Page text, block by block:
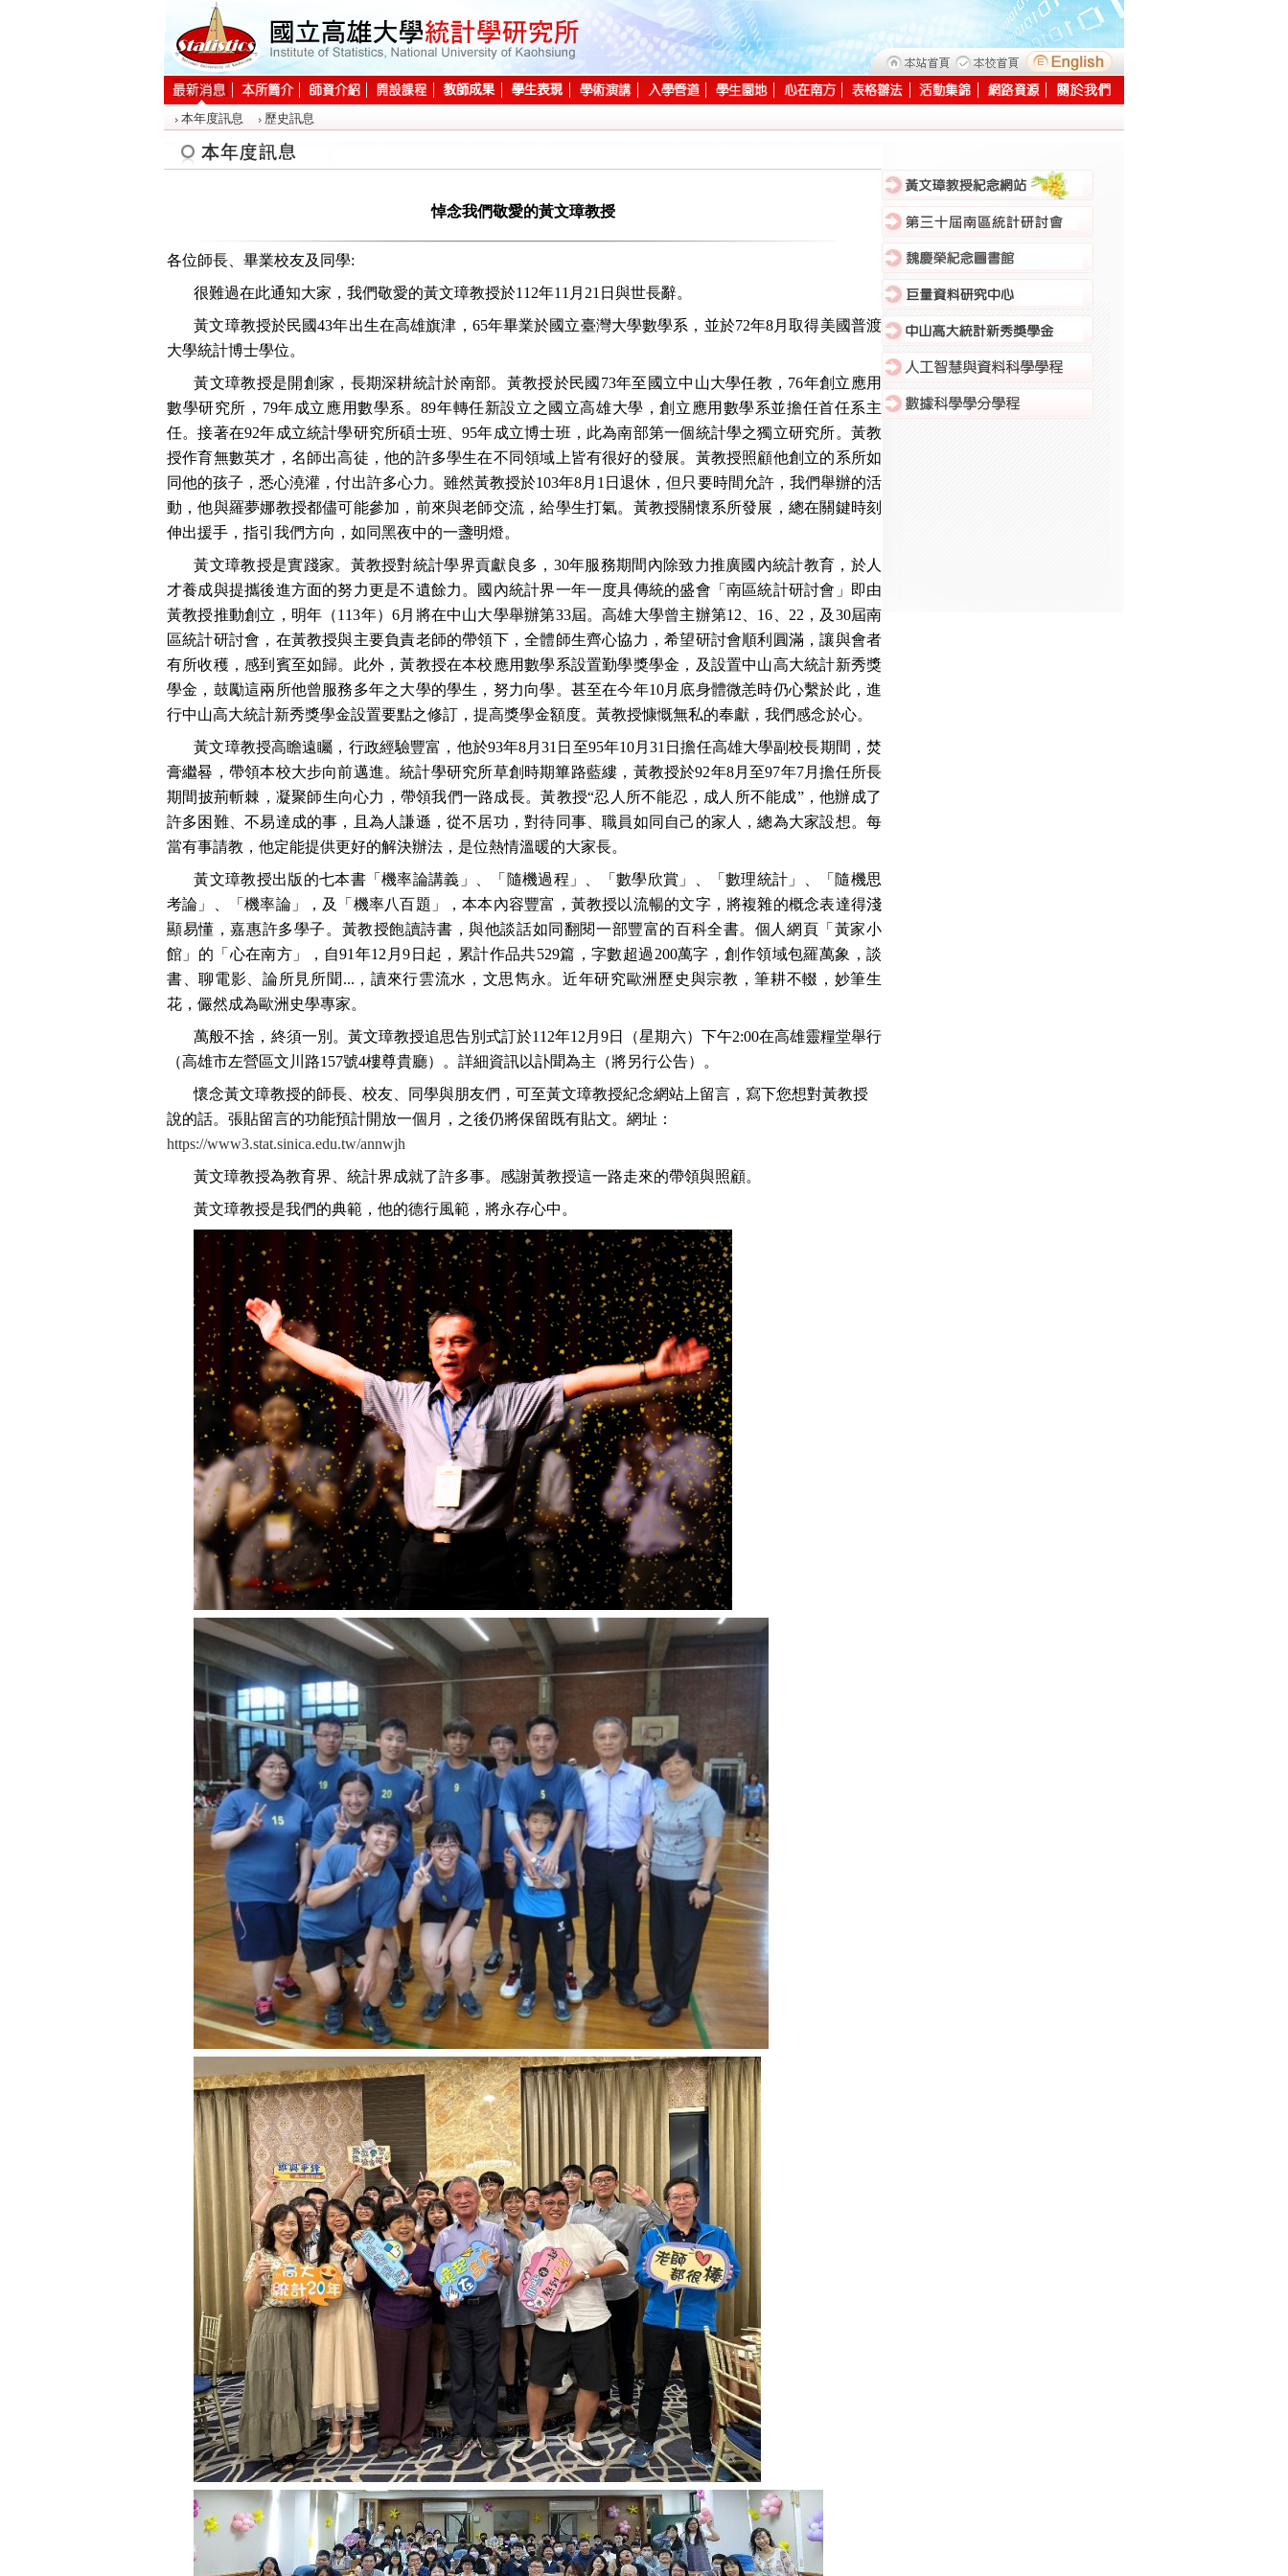
本年度訊息 歷史訊息
悼念我們敬愛的黃文璋教授
各位師長、畢業校友及同學:
很難過在此通知大家，我們敬愛的黃文璋教授於112年11月21日與世長辭。
黃文璋教授於民國43年出生在高雄旗津，65年畢業於國立臺灣大學數學系，並於72年8月取得美國普渡
大學統計博士學位。
黃文璋教授是開創家，長期深耕統計於南部。黃教授於民國73年至國立中山大學任教，76年創立應用
數學研究所，79年成立應用數學系。89年轉任新設立之國立高雄大學，創立應用數學系並擔任首任系主
任。接著在92年成立統計學研究所碩士班、95年成立博士班，此為南部第一個統計學之獨立研究所。黃教
授作育無數英才，名師出高徒，他的許多學生在不同領域上皆有很好的發展。黃教授照顧他創立的系所如
同他的孩子，悉心澆灌，付出許多心力。雖然黃教授於103年8月1日退休，但只要時間允許，我們舉辦的活
動，他與羅夢娜教授都儘可能參加，前來與老師交流，給學生打氣。黃教授關懷系所發展，總在關鍵時刻
伸出援手，指引我們方向，如同黑夜中的一盞明燈。
黃文璋教授是實踐家。黃教授對統計學界貢獻良多，30年服務期間內除致力推廣國內統計教育，於人
才養成與提攜後進方面的努力更是不遺餘力。國內統計界一年一度具傳統的盛會「南區統計研討會」即由
黃教授推動創立，明年（113年）6月將在中山大學舉辦第33屆。高雄大學曾主辦第12、16、22，及30屆南
區統計研討會，在黃教授與主要負責老師的帶領下，全體師生齊心協力，希望研討會順利圓滿，讓與會者
有所收穫，感到賓至如歸。此外，黃教授在本校應用數學系設置勤學獎學金，及設置中山高大統計新秀獎
學金，鼓勵這兩所他曾服務多年之大學的學生，努力向學。甚至在今年10月底身體微恙時仍心繫於此，進
行中山高大統計新秀獎學金設置要點之修訂，提高獎學金額度。黃教授慷慨無私的奉獻，我們感念於心。
黃文璋教授高瞻遠矚，行政經驗豐富，他於93年8月31日至95年10月31日擔任高雄大學副校長期間，焚
膏繼晷，帶領本校大步向前邁進。統計學研究所草創時期篳路藍縷，黃教授於92年8月至97年7月擔任所長
期間披荊斬棘，凝聚師生向心力，帶領我們一路成長。黃教授“忍人所不能忍，成人所不能成”，他辦成了
許多困難、不易達成的事，且為人謙遜，從不居功，對待同事、職員如同自己的家人，總為大家設想。每
當有事請教，他定能提供更好的解決辦法，是位熱情溫暖的大家長。
黃文璋教授出版的七本書「機率論講義」、「隨機過程」、「數學欣賞」、「數理統計」、「隨機思
考論」、「機率論」，及「機率八百題」，本本內容豐富，黃教授以流暢的文字，將複雜的概念表達得淺
顯易懂，嘉惠許多學子。黃教授飽讀詩書，與他談話如同翻閱一部豐富的百科全書。個人網頁「黃家小
館」的「心在南方」，自91年12月9日起，累計作品共529篇，字數超過200萬字，創作領域包羅萬象，談
書、聊電影、論所見所聞...，讀來行雲流水，文思雋永。近年研究歐洲歷史與宗教，筆耕不輟，妙筆生
花，儼然成為歐洲史學專家。
萬般不捨，終須一別。黃文璋教授追思告別式訂於112年12月9日（星期六）下午2:00在高雄靈糧堂舉行
（高雄市左營區文川路157號4樓尊貴廳）。詳細資訊以訃聞為主（將另行公告）。
懷念黃文璋教授的師長、校友、同學與朋友們，可至黃文璋教授紀念網站上留言，寫下您想對黃教授
說的話。張貼留言的功能預計開放一個月，之後仍將保留既有貼文。網址：
https://www3.stat.sinica.edu.tw/annwjh
黃文璋教授為教育界、統計界成就了許多事。感謝黃教授這一路走來的帶領與照顧。
黃文璋教授是我們的典範，他的德行風範，將永存心中。